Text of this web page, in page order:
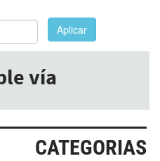
Aplicar
vía
CATEGORIAS